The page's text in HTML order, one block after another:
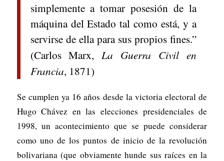
simplemente a tomar posesión de la
máquina del Estado tal como está, y a
servirse de ella para sus propios fines.”
(Carlos Marx, La Guerra Civil en
Francia, 1871)
Se cumplen ya 16 años desde la victoria electoral de
Hugo Chávez en las elecciones presidenciales de
1998, un acontecimiento que se puede considerar
como uno de los puntos de inicio de la revolución
bolivariana (que obviamente hunde sus raíces en la